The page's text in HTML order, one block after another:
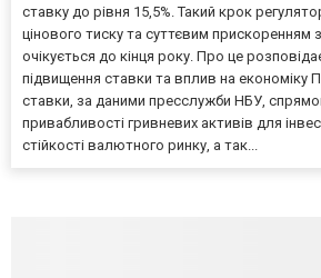
ставку до рівня 15,5%. Такий крок
цінового тиску та суттєвим прискоренням
очікується до кінця року. Про це
підвищення ставки та вплив на економіку
ставки, за даними пресслужби НБУ,
привабливості гривневих активів для
стійкості валютного ринку, а так...